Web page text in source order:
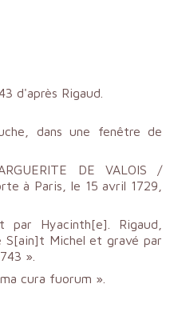
d'après Rigaud.
dans une fenêtre de
DE VALOIS /
à Paris, le 15 avril 1729,
Hyacinth[e]. Rigaud,
S[ain]t Michel et gravé par
».
cura fuorum ».